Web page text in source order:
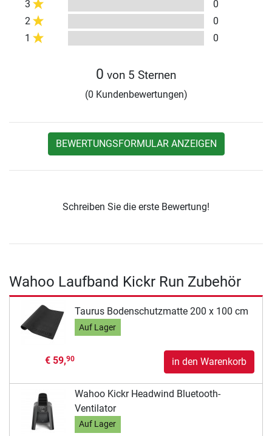
3
0
2
0
1
0
0 von 5 Sternen
(0 Kundenbewertungen)
BEWERTUNGSFORMULAR ANZEIGEN
Schreiben Sie die erste Bewertung!
Wahoo Laufband Kickr Run Zubehör
Taurus Bodenschutzmatte 200 x 100 cm
Auf Lager
€ 59,90 in den Warenkorb
Wahoo Kickr Headwind Bluetooth-
Ventilator
Auf Lager